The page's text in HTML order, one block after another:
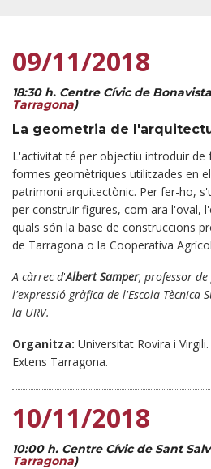
09/11/2018
18:30 h. Centre Cívic de
Tarragona)
La geometria de
L'activitat té per objectiu introduir de
formes geomètriques utilitzades en
patrimoni arquitectònic. Per fer-ho,
per construir figures, com ara l'oval,
quals són la base de construccions
de Tarragona o la Cooperativa
A càrrec d'Albert Samper, professor
l'expressió gràfica de l'Escola Tècnica
la URV.
Organitza: Universitat Rovira i Virgili.
Extens Tarragona.
10/11/2018
10:00 h. Centre Cívic de Sant
Tarragona)